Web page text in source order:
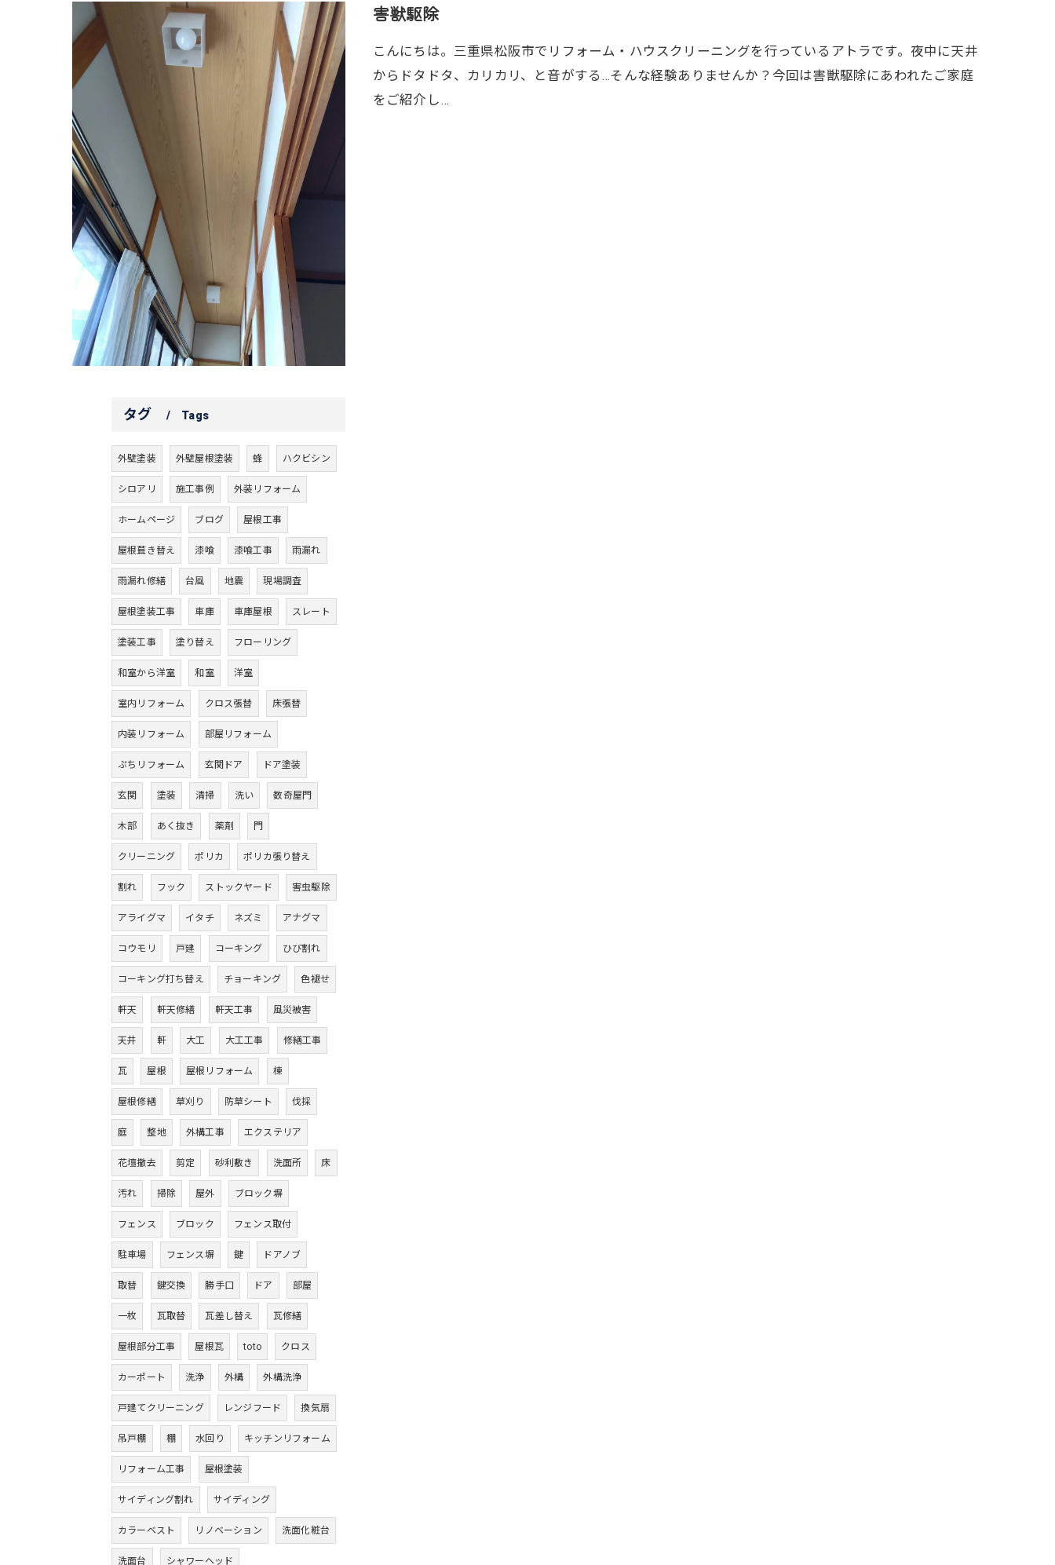
害獣駆除
こんにちは。三重県松阪市でリフォーム・ハウスクリーニングを行っているアトラです。夜中に天井
からドタドタ、カリカリ、と音がする…そんな経験ありませんか？今回は害獣駆除にあわれたご家庭
をご紹介し…
タグ Tags
外壁塗装 外壁屋根塗装 蜂 ハクビシン
シロアリ 施工事例 外装リフォーム
ホームページ ブログ 屋根工事
屋根葺き替え 漆喰 漆喰工事 雨漏れ
雨漏れ修繕 台風 地震 現場調査
屋根塗装工事 車庫 車庫屋根 スレート
塗装工事 塗り替え フローリング
和室から洋室 和室 洋室
室内リフォーム クロス張替 床張替
内装リフォーム 部屋リフォーム
ぷちリフォーム 玄関ドア ドア塗装
玄関 塗装 清掃 洗い 数奇屋門
木部 あく抜き 薬剤 門
クリーニング ポリカ ポリカ張り替え
割れ フック ストックヤード 害虫駆除
アライグマ イタチ ネズミ アナグマ
コウモリ 戸建 コーキング ひび割れ
コーキング打ち替え チョーキング 色褪せ
軒天 軒天修繕 軒天工事 風災被害
天井 軒 大工 大工工事 修繕工事
瓦 屋根 屋根リフォーム 棟
屋根修繕 草刈り 防草シート 伐採
庭 整地 外構工事 エクステリア
花壇撤去 剪定 砂利敷き 洗面所 床
汚れ 掃除 屋外 ブロック塀
フェンス ブロック フェンス取付
駐車場 フェンス塀 鍵 ドアノブ
取替 鍵交換 勝手口 ドア 部屋
一枚 瓦取替 瓦差し替え 瓦修繕
屋根部分工事 屋根瓦 toto クロス
カーポート 洗浄 外構 外構洗浄
戸建てクリーニング レンジフード 換気扇
吊戸棚 棚 水回り キッチンリフォーム
リフォーム工事 屋根塗装
サイディング割れ サイディング
カラーベスト リノベーション 洗面化粧台
洗面台 シャワーヘッド